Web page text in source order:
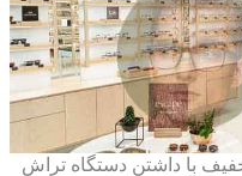
های روز دنیا با ۱۰% تخفیف با داشتن دستگاه تراش